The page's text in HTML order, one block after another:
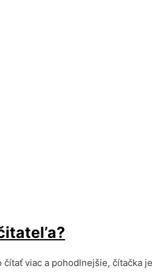
viac a pohodlnejšie, čítačka